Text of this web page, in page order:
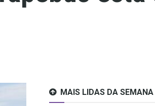
MAIS LIDAS DA SEMANA